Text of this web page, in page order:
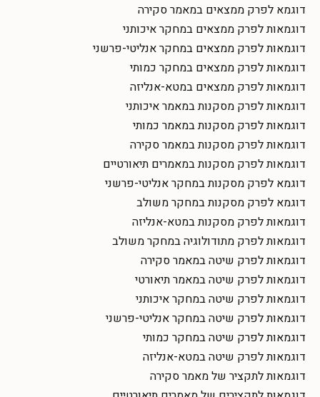
דוגמא לפרק ממצאים במאמר סקירה
דוגמאות לפרק ממצאים במחקר איכותני
דוגמאות לפרק ממצאים במחקר אנליטי-פרשני
דוגמאות לפרק ממצאים במחקר כמותי
דוגמאות לפרק ממצאים במטא-אנליזה
דוגמאות לפרק מסקנות במאמר איכותני
דוגמאות לפרק מסקנות במאמר כמותי
דוגמאות לפרק מסקנות במאמר סקירה
דוגמאות לפרק מסקנות במאמרים תיאורטיים
דוגמא לפרק מסקנות במחקר אנליטי-פרשני
דוגמא לפרק מסקנות במחקר משולב
דוגמאות לפרק מסקנות במטא-אנליזה
דוגמאות לפרק מתודולוגיה במחקר משולב
דוגמאות לפרק שיטה במאמר סקירה
דוגמאות לפרק שיטה במאמר תיאורטי
דוגמאות לפרק שיטה במחקר איכותני
דוגמאות לפרק שיטה במחקר אנליטי-פרשני
דוגמאות לפרק שיטה במחקר כמותי
דוגמאות לפרק שיטה במטא-אנליזה
דוגמאות לתקציר של מאמר סקירה